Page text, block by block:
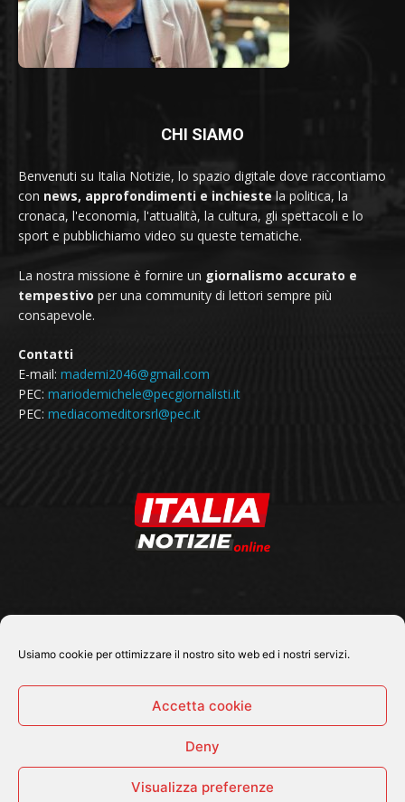
Usiamo cookie per ottimizzare il nostro sito web ed i nostri servizi.
Accetta cookie
Deny
Visualizza preferenze
CHI SIAMO
Benvenuti su Italia Notizie, lo spazio digitale dove raccontiamo
con news, approfondimenti e inchieste la politica, la
cronaca, l'economia, l'attualità, la cultura, gli spettacoli e lo
sport e pubblichiamo video su queste tematiche.
La nostra missione è fornire un giornalismo accurato e
tempestivo per una community di lettori sempre più
consapevole.
Contatti
E-mail: mademi2046@gmail.com
PEC: mariodemichele@pecgiornalisti.it
PEC: mediacomeditorsrl@pec.it
© 2026 Tutti i diritti riservati - Italia Notizie .online |
Cronaca Economia